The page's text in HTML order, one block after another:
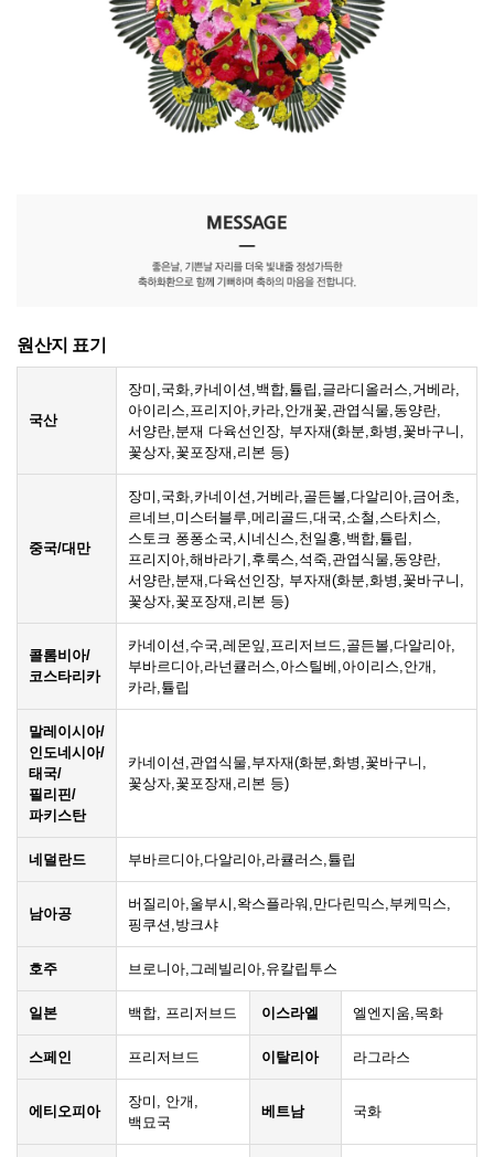
원산지 표기
국산
장미,국화,카네이션,백합,튤립,글라디올러스,거베라,
아이리스,프리지아,카라,안개꽃,관엽식물,동양란,
서양란,분재 다육선인장, 부자재(화분,화병,꽃바구니,
꽃상자,꽃포장재,리본 등)
중국/대만
장미,국화,카네이션,거베라,골든볼,다알리아,금어초,
르네브,미스터블루,메리골드,대국,소철,스타치스,
스토크 퐁퐁소국,시네신스,천일홍,백합,튤립,
프리지아,해바라기,후룩스,석죽,관엽식물,동양란,
서양란,분재,다육선인장, 부자재(화분,화병,꽃바구니,
꽃상자,꽃포장재,리본 등)
콜롬비아/
코스타리카
카네이션,수국,레몬잎,프리저브드,골든볼,다알리아,
부바르디아,라넌큘러스,아스틸베,아이리스,안개,
카라,튤립
말레이시아/
인도네시아/
태국/
필리핀/
파키스탄
카네이션,관엽식물,부자재(화분,화병,꽃바구니,
꽃상자,꽃포장재,리본 등)
네덜란드 부바르디아,다알리아,라큘러스,튤립
남아공
버질리아,울부시,왁스플라워,만다린믹스,부케믹스,
핑쿠션,방크샤
호주 브로니아,그레빌리아,유칼립투스
일본 백합, 프리저브드 이스라엘 엘엔지움,목화
스페인 프리저브드 이탈리아 라그라스
에티오피아
장미, 안개,
백묘국
베트남 국화